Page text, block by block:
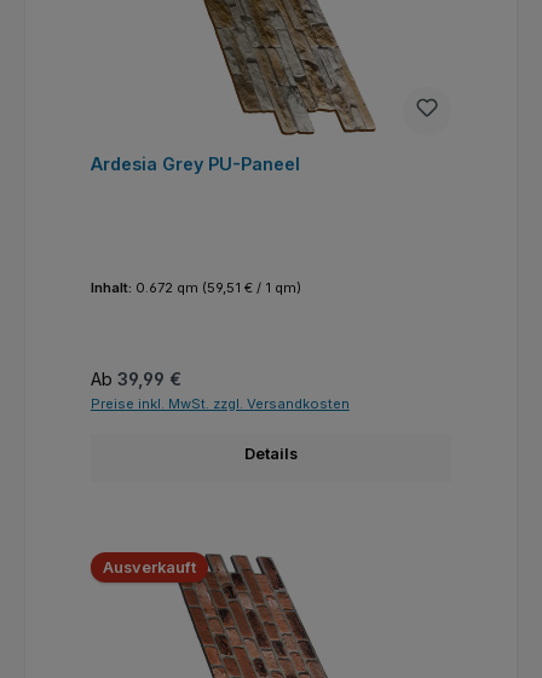
Ardesia Grey PU-Paneel
Inhalt: 0.672 qm (59,51 € / 1 qm)
Regulärer Preis:
Ab 39,99 €
Preise inkl. MwSt. zzgl. Versandkosten
Details
Ausverkauft